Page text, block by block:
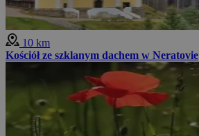
10 km
Kościół ze szklanym dachem w Neratovie